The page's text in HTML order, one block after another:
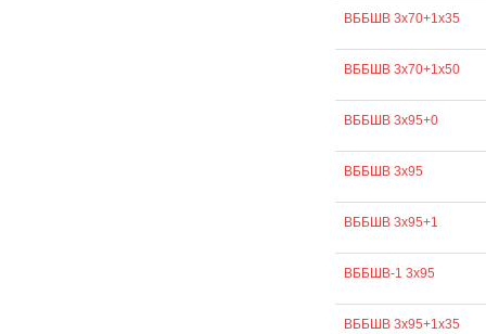
ВББШВ 3х70+1х35
ВББШВ 3х70+1х50
ВББШВ 3х95+0
ВББШВ 3х95
ВББШВ 3х95+1
ВББШВ-1 3х95
ВББШВ 3х95+1х35